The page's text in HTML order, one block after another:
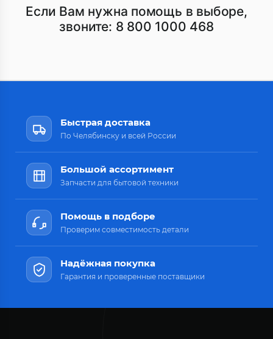
Если Вам нужна помощь в выборе,
звоните: 8 800 1000 468
Быстрая доставка
По Челябинску и всей России
Большой ассортимент
Запчасти для бытовой техники
Помощь в подборе
Проверим совместимость детали
Надёжная покупка
Гарантия и проверенные поставщики